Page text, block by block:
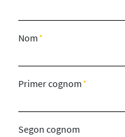
Nom
Primer cognom
Segon cognom